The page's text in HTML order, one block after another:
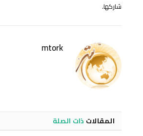
شاركها.
mtork
المقالات ذات الصلة